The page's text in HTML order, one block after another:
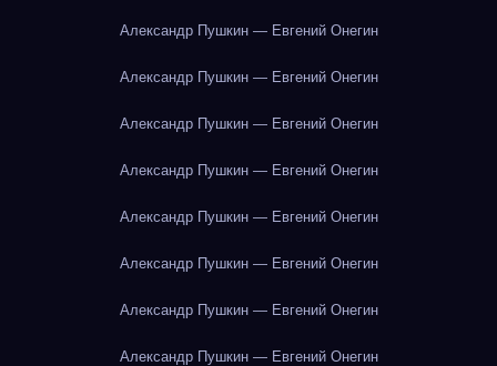
Александр Пушкин — Евгений Онегин
Александр Пушкин — Евгений Онегин
Александр Пушкин — Евгений Онегин
Александр Пушкин — Евгений Онегин
Александр Пушкин — Евгений Онегин
Александр Пушкин — Евгений Онегин
Александр Пушкин — Евгений Онегин
Александр Пушкин — Евгений Онегин